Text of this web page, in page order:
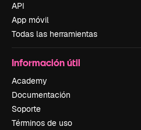
API
App móvil
Todas las herramientas
Información útil
Academy
Documentación
Soporte
Términos de uso